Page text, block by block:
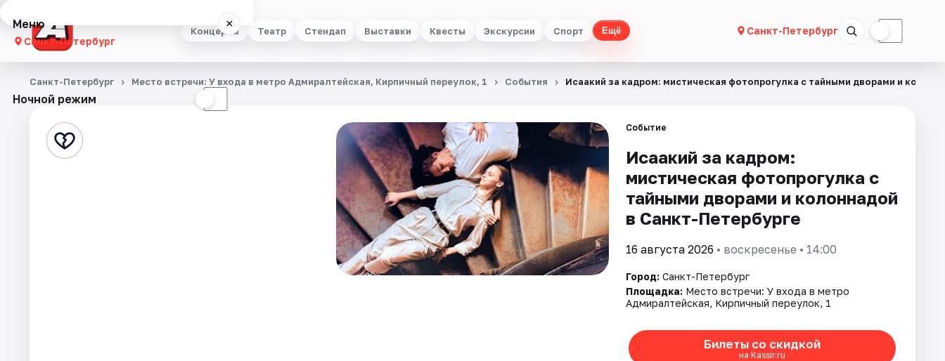
Концерты Театр Стендап Выставки Квесты Экскурсии Спорт Ещё Санкт-Петербург ☾
Меню ×
Санкт-Петербург
Концерты
Стендап
Ночной режим ☾
Санкт-Петербург Место встречи: У входа в метро Адмиралтейская, Кирпичный переулок, 1 События Исаакий за кадром: мистическая фотопрогулка с тайными дворами и
Событие
Исаакий за кадром:
мистическая фотопрогулка с
тайными дворами и колоннадой
в Санкт-Петербурге
16 августа 2026 • воскресенье • 14:00
Город: Санкт-Петербург
Площадка: Место встречи: У входа в метро
Адмиралтейская, Кирпичный переулок, 1
Билеты со скидкой
на Kassir.ru